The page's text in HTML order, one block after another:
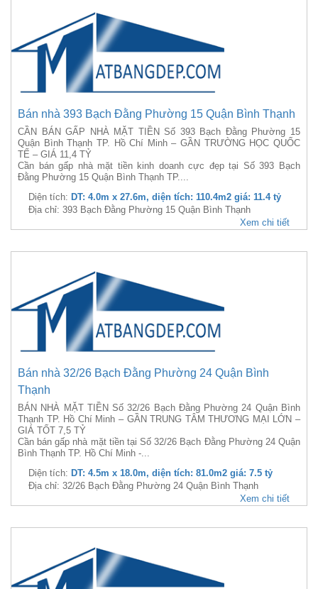
Bán nhà 393 Bạch Đằng Phường 15 Quận Bình Thạnh
CẦN BÁN GẤP NHÀ MẶT TIỀN Số 393 Bạch Đằng Phường 15
Quận Bình Thạnh TP. Hồ Chí Minh – GẦN TRƯỜNG HỌC QUỐC
TẾ – GIÁ 11,4 TỶ
Cần bán gấp nhà mặt tiền kinh doanh cực đẹp tại Số 393 Bạch
Đằng Phường 15 Quận Bình Thạnh TP....
Diện tích: DT: 4.0m x 27.6m, diện tích: 110.4m2 giá: 11.4 tỷ
Địa chỉ: 393 Bạch Đằng Phường 15 Quận Bình Thạnh
Xem chi tiết
Bán nhà 32/26 Bạch Đằng Phường 24 Quận Bình
Thạnh
BÁN NHÀ MẶT TIỀN Số 32/26 Bạch Đằng Phường 24 Quận Bình
Thạnh TP. Hồ Chí Minh – GẦN TRUNG TÂM THƯƠNG MẠI LỚN –
GIÁ TỐT 7,5 TỶ
Cần bán gấp nhà mặt tiền tại Số 32/26 Bạch Đằng Phường 24 Quận
Bình Thạnh TP. Hồ Chí Minh -...
Diện tích: DT: 4.5m x 18.0m, diện tích: 81.0m2 giá: 7.5 tỷ
Địa chỉ: 32/26 Bạch Đằng Phường 24 Quận Bình Thạnh
Xem chi tiết